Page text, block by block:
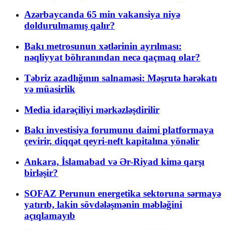
Azərbaycanda 65 min vakansiya niyə
doldurulmamış qalır?
Bakı metrosunun xətlərinin ayrılması:
nəqliyyat böhranından necə qaçmaq olar?
Təbriz azadlığının salnaməsi: Məşrutə hərəkatı
və müasirlik
Media idarəçiliyi mərkəzləşdirilir
Bakı investisiya forumunu daimi platformaya
çevirir, diqqət qeyri-neft kapitalına yönəlir
Ankara, İslamabad və Ər-Riyad kimə qarşı
birləşir?
SOFAZ Perunun energetika sektoruna sərmayə
yatırıb, lakin sövdələşmənin məbləğini
açıqlamayıb